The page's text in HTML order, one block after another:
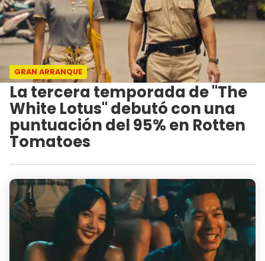
GRAN ARRANQUE
La tercera temporada de "The
White Lotus" debutó con una
puntuación del 95% en Rotten
Tomatoes